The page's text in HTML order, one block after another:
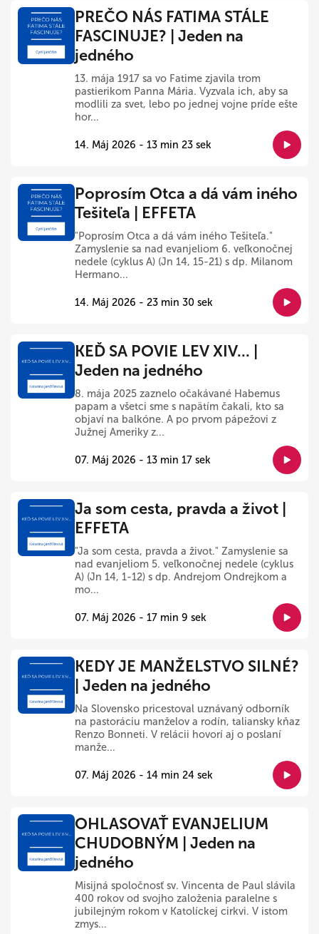
PREČO NÁS FATIMA STÁLE
FASCINUJE? | Jeden na
jedného
13. mája 1917 sa vo Fatime zjavila trom
pastierikom Panna Mária. Vyzvala ich, aby sa
modlili za svet, lebo po jednej vojne príde ešte
hor...
14. Máj 2026 - 13 min 23 sek
Poprosím Otca a dá vám iného
Tešiteľa | EFFETA
"Poprosím Otca a dá vám iného Tešiteľa."
Zamyslenie sa nad evanjeliom 6. veľkonočnej
nedele (cyklus A) (Jn 14, 15-21) s dp. Milanom
Hermano...
14. Máj 2026 - 23 min 30 sek
KEĎ SA POVIE LEV XIV... |
Jeden na jedného
8. mája 2025 zaznelo očakávané Habemus
papam a všetci sme s napätím čakali, kto sa
objaví na balkóne. A po prvom pápežovi z
Južnej Ameriky z...
07. Máj 2026 - 13 min 17 sek
Ja som cesta, pravda a život |
EFFETA
"Ja som cesta, pravda a život." Zamyslenie sa
nad evanjeliom 5. veľkonočnej nedele (cyklus
A) (Jn 14, 1-12) s dp. Andrejom Ondrejkom a
mo...
07. Máj 2026 - 17 min 9 sek
KEDY JE MANŽELSTVO SILNÉ?
| Jeden na jedného
Na Slovensko pricestoval uznávaný odborník
na pastoráciu manželov a rodín, taliansky kňaz
Renzo Bonneti. V relácii hovorí aj o poslaní
manže...
07. Máj 2026 - 14 min 24 sek
OHLASOVAŤ EVANJELIUM
CHUDOBNÝM | Jeden na
jedného
Misijná spoločnosť sv. Vincenta de Paul slávila
400 rokov od svojho založenia paralelne s
jubilejným rokom v Katolíckej cirkvi. V istom
zmys...